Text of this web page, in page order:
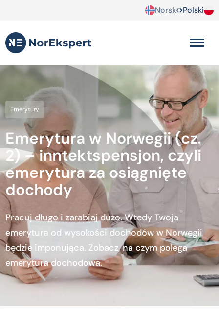
Norsk Polski
Emerytury
Emerytura w Norwegii (cz.
2) – inntektspensjon, czyli
emerytura za osiągnięte
dochody
Pracuj długo i zarabiaj dużo. Wtedy Twoja
emerytura od wysokości dochodów w Norwegii
będzie imponująca. Zobacz, na czym polega
emerytura dochodowa.